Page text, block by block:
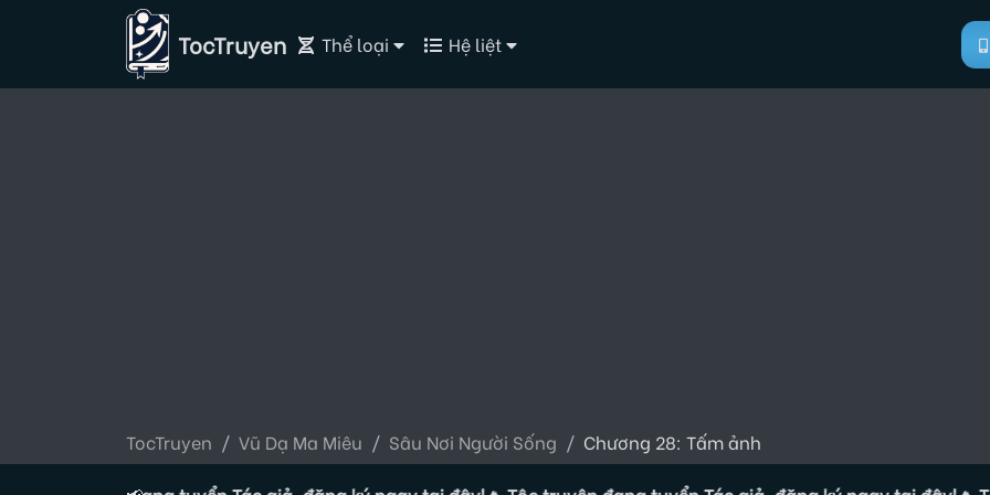
TocTruyen Thể loại Hệ liệt
TocTruyen Vũ Dạ Ma Miêu Sâu Nơi Người Sống Chương 28: Tấm ảnh